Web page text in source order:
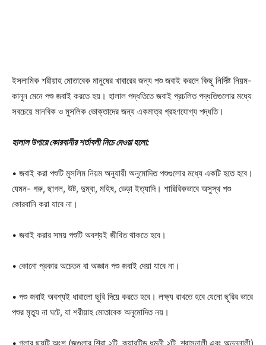
ইসলামিক শরীয়াহ মোতাবেক মানুষের খাবারের জন্য পশু জবাই করলে কিছু নির্দিষ্ট নিয়ম-
কানুন মেনে পশু জবাই করতে হয়। হালাল পদ্ধতিতে জবাই প্রচলিত পদ্ধতিগুলোর মধ্যে
সবচেয়ে মানবিক ও মুসলিক ভোক্তাদের জন্য একমাত্র গ্রহণযোগ্য পদ্ধতি।
হালাল উপায়ে কোরবানীর শর্তাবলী নিচে দেওয়া হলো:
• জবাই করা পশুটি মুসলিম নিয়ম অনুযায়ী অনুমোদিত পশুগুলোর মধ্যে একটি হতে হবে।
যেমন- গরু, ছাগল, উট, দুম্বা, মহিষ, ভেড়া ইত্যাদি। শারিরিকভাবে অসুস্থ পশু
কোরবানি করা যাবে না।
• জবাই করার সময় পশুটি অবশ্যই জীবিত থাকতে হবে।
• কোনো প্রকার অচেতন বা অজ্ঞান পশু জবাই দেয়া যাবে না।
• পশু জবাই অবশ্যই ধারালো ছুরি দিয়ে করতে হবে। লক্ষ্য রাখতে হবে যেনো ছুরির ভারে
পশুর মৃত্যু না ঘটে, যা শরীয়াহ মোতাবেক অনুমোদিত নয়।